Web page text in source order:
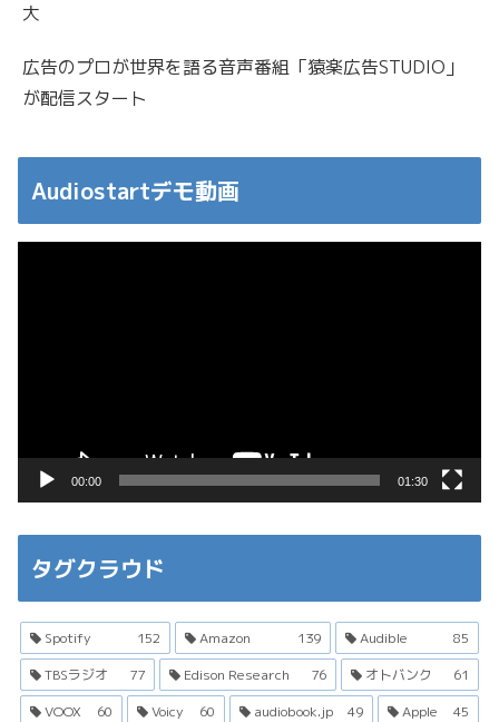
大
広告のプロが世界を語る音声番組「猿楽広告STUDIO」
が配信スタート
Audiostartデモ動画
00:00 01:30
タグクラウド
Spotify 152 Amazon 139 Audible
85
TBSラジオ
77 Edison Research 76 オトバンク
61
VOOX
60 Voicy 60 audiobook.jp 49 Apple
45